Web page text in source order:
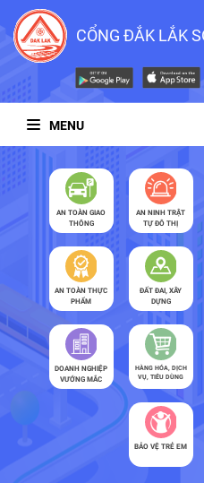
CỔNG ĐẮK LẮK
MENU
AN TOÀN GIAO
THÔNG
AN NINH TRẬT
TỰ ĐÔ THỊ
AN TOÀN THỰC
PHẨM
ĐẤT ĐAI, XÂY
DỰNG
DOANH NGHIỆP
VƯỚNG MẮC
HÀNG HÓA, DỊCH
VỤ, TIÊU DÙNG
BẢO VỆ TRẺ EM